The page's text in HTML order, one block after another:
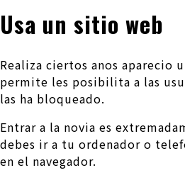
Usa un sitio web
Realiza ciertos anos aparecio
permite les posibilita a las
las ha bloqueado.
Entrar a la novia es
debes ir a tu ordenador o
en el navegador.